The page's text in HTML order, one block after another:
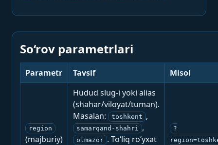
So‘rov parametrlari
Parametr Tavsif Misol
region
(majburiy)
Hudud slug-i yoki alias
(shahar/viloyat/tuman).
Masalan:
toshkent ,
samarqand-shahri ,
olmazor . To‘liq ro‘yxat
?